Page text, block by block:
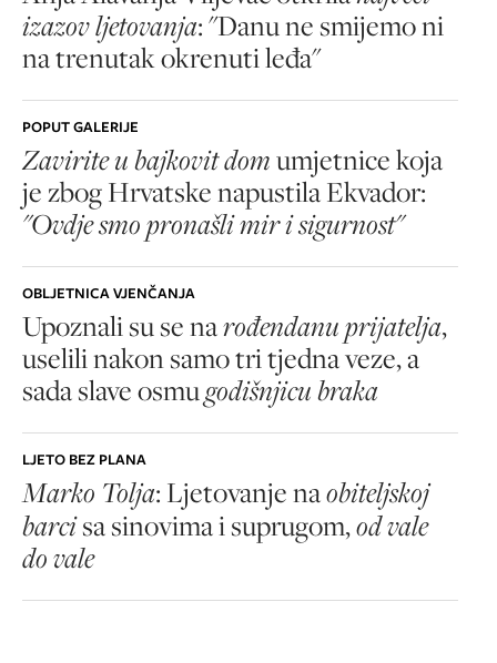
izazov ljetovanja: "Danu ne smijemo ni
na trenutak okrenuti leđa"
POPUT GALERIJE
Zavirite u bajkovit domumjetnice koja
je zbog Hrvatske napustila Ekvador:
"Ovdje smo pronašli mir i sigurnost"
OBLJETNICA VJENČANJA
Upoznali su se narođendanu prijatelja,
uselili nakon samo tri tjedna veze, a
sada slave osmugodišnjicu braka
LJETO BEZ PLANA
Marko Tolja: Ljetovanje naobiteljskoj
barcisa sinovima i suprugom,od vale
do vale